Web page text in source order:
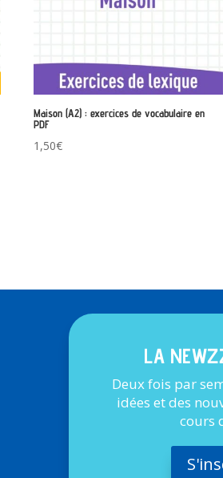
Maison (A2) : exercices de vocabulaire en
PDF
1,50€
LA
Deux fois par
idées et des
cours